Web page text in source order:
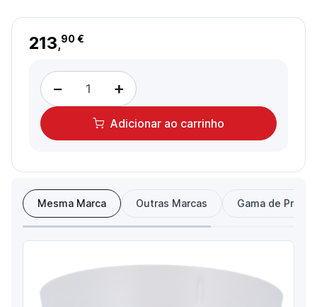
213,90 €
− +
Adicionar ao carrinho
Mesma Marca Outras Marcas Gama de Preço